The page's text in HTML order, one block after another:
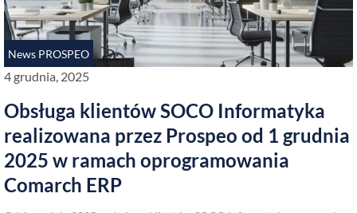
News PROSPEO
4 grudnia, 2025
Obsługa klientów SOCO Informatyka
realizowana przez Prospeo od 1 grudnia
2025 w ramach oprogramowania
Comarch ERP